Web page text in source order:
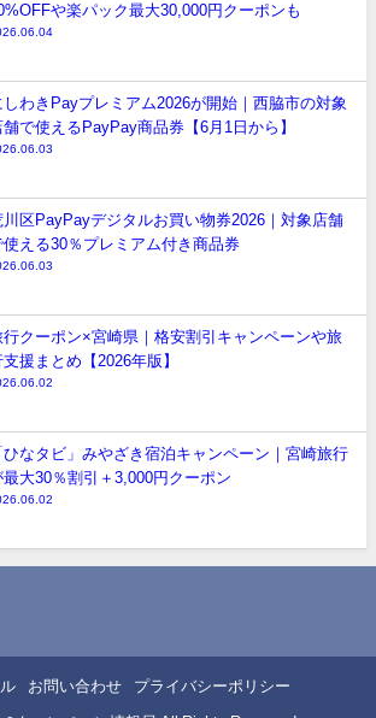
や楽パック最大30,000円クーポンも
しわきPayプレミアム2026が開始｜西脇市の対象
舗で使えるPayPay商品券【6月1日から】
川区PayPayデジタルお買い物券2026｜対象店舗
使える30％プレミアム付き商品券
行クーポン×宮崎県｜格安割引キャンペーンや旅
支援まとめ【2026年版】
ひなタビ」みやざき宿泊キャンペーン｜宮崎旅行
最大30％割引＋3,000円クーポン
お問い合わせ プライバシーポリシー